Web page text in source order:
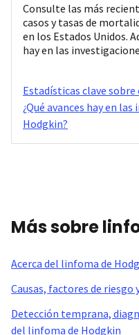
Consulte las más
casos y tasas de
en los Estados Unidos.
hay en las
Estadísticas clave
¿Qué avances hay en
Hodgkin?
Más sobre
Acerca del linfoma de
Causas, factores de riesgo
Detección temprana,
del linfoma de Hodgkin